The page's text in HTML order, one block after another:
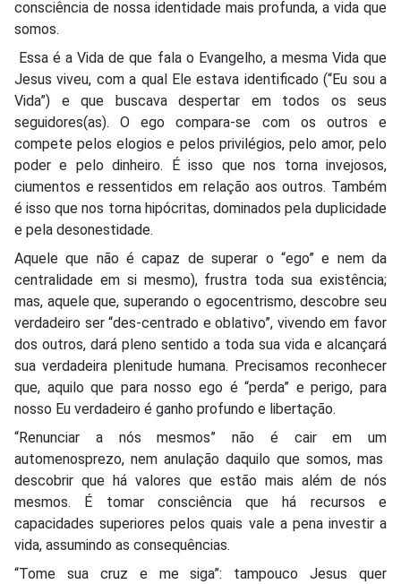
consciência de nossa identidade mais profunda, a vida que
somos.
Essa é a Vida de que fala o Evangelho, a mesma Vida que
Jesus viveu, com a qual Ele estava identificado (“Eu sou a
Vida”) e que buscava despertar em todos os seus
seguidores(as). O ego compara-se com os outros e
compete pelos elogios e pelos privilégios, pelo amor, pelo
poder e pelo dinheiro. É isso que nos torna invejosos,
ciumentos e ressentidos em relação aos outros. Também
é isso que nos torna hipócritas, dominados pela duplicidade
e pela desonestidade.
Aquele que não é capaz de superar o “ego” e nem da
centralidade em si mesmo), frustra toda sua existência;
mas, aquele que, superando o egocentrismo, descobre seu
verdadeiro ser “des-centrado e oblativo”, vivendo em favor
dos outros, dará pleno sentido a toda sua vida e alcançará
sua verdadeira plenitude humana. Precisamos reconhecer
que, aquilo que para nosso ego é “perda” e perigo, para
nosso Eu verdadeiro é ganho profundo e libertação.
“Renunciar a nós mesmos” não é cair em um
automenosprezo, nem anulação daquilo que somos, mas
descobrir que há valores que estão mais além de nós
mesmos. É tomar consciência que há recursos e
capacidades superiores pelos quais vale a pena investir a
vida, assumindo as consequências.
“Tome sua cruz e me siga”: tampouco Jesus quer